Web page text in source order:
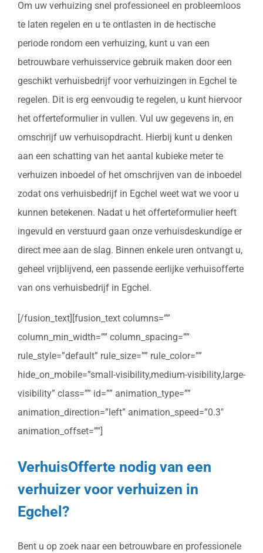
Om uw verhuizing snel professioneel en probleemloos
te laten regelen en u te ontlasten in de hectische
periode rondom een verhuizing, kunt u van een
betrouwbare verhuisservice gebruik maken door een
geschikt verhuisbedrijf voor verhuizingen in Egchel te
regelen. Dit is erg eenvoudig te regelen, u kunt hiervoor
het offerteformulier in vullen. Vul uw gegevens in, en
omschrijf uw verhuisopdracht. Hierbij kunt u denken
aan een schatting van het aantal kubieke meter te
verhuizen inboedel of het omschrijven van de inboedel
zodat ons verhuisbedrijf in Egchel weet wat we voor u
kunnen betekenen. Nadat u het offerteformulier heeft
ingevuld en verstuurd gaan onze verhuisdeskundige er
direct mee aan de slag. Binnen enkele uren ontvangt u,
geheel vrijblijvend, een passende eerlijke verhuisofferte
van ons verhuisbedrijf in Egchel.
[/fusion_text][fusion_text columns=””
column_min_width=”” column_spacing=””
rule_style=”default” rule_size=”” rule_color=””
hide_on_mobile=”small-visibility,medium-visibility,large-
visibility” class=”” id=”” animation_type=””
animation_direction=”left” animation_speed=”0.3″
animation_offset=””]
VerhuisOfferte nodig van een
verhuizer voor verhuizen in
Egchel?
Bent u op zoek naar een betrouwbare en professionele